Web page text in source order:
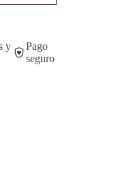
y
Pago
seguro